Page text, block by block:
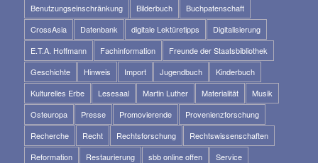
Benutzungseinschränkung
Bilderbuch
Buchpatenschaft
CrossAsia
Datenbank digitale Lektüretipps
Digitalisierung
E.T.A. Hoffmann
Fachinformation
Freunde der Staatsbibliothek
Geschichte
Hinweis Import Jugendbuch
Kinderbuch
Kulturelles Erbe
Lesesaal Martin Luther Materialität
Musik
Osteuropa
Presse Promovierende
Provenienzforschung
Recherche
Recht Rechtsforschung
Rechtswissenschaften
Reformation
Restaurierung sbb online offen
Service